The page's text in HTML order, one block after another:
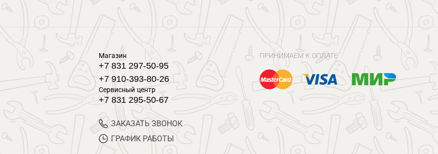
Магазин
+7 831 297-50-95
+7 910-393-80-26
Сервисный центр
+7 831 295-50-67
ЗАКАЗАТЬ ЗВОНОК
ГРАФИК РАБОТЫ
ПРИНИМАЕМ К ОПЛАТЕ